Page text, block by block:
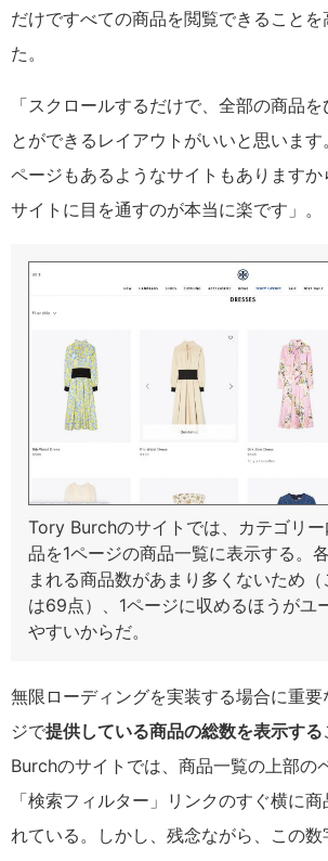
だけですべての商品を閲覧できること
た。
「スクロールするだけで、全部の商品
とができるレイアウトがいいと思いま
ページもあるようなサイトもあります
サイトに目を通すのが本当に楽です」。
Tory Burchのサイトでは、カテゴリ
品を1ページの商品一覧に表示する。
まれる商品数があまり多くないため
は69点）、1ページに収めるほうがユ
やすいからだ。
無限ローディングを実装する場合に重
ジで提供している商品の総数を表示する
Burchのサイトでは、商品一覧の上部の
「検索フィルター」リンクのすぐ横に
れている。しかし、残念ながら、この